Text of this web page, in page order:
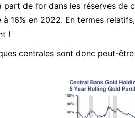
part de l’or dans les réserves de
à 16% en 2022. En termes
!
centrales sont donc peut-